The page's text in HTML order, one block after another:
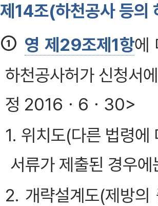
제14조(하천공사 등의
① 영 제29조제1항에
하천공사허가 신청서
정 2016ㆍ6ㆍ30>
1. 위치도(다른 법령에
서류가 제출된 경우
2. 개략설계도(제방